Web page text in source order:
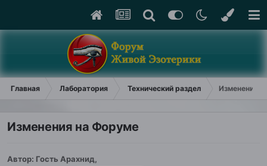
Главная Лаборатория Технический раздел Изменения
Изменения на Форуме
Автор: Гость Арахнид,